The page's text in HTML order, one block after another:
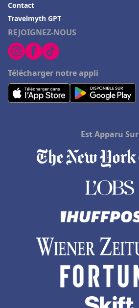
REJOIGNEZ-NOUS
Télécharger notre appli
Contact
Travelmyth GPT
Est Apparu Sur